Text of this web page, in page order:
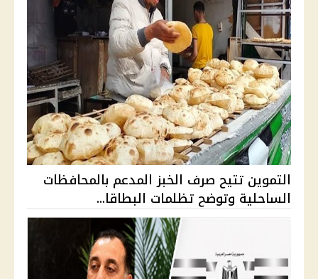
التموين تتيح صرف الخبز المدعم بالمحافظات
الساحلية وتوضح تظلمات البطاقا...